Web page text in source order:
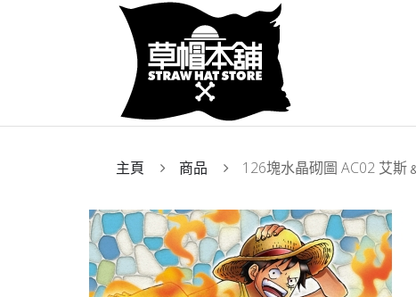
主頁 商品 126塊水晶砌圖 AC02 艾斯